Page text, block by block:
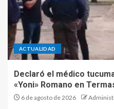
ACTUALIDAD
Declaró el médico
«Yoni» Romano en
6 de agosto de 2026